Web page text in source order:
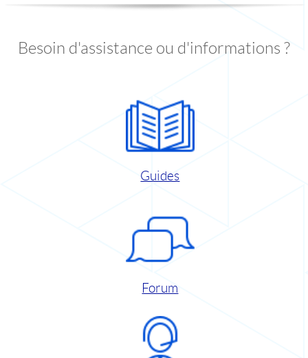
Besoin d'assistance ou d'informations ?
Guides
Forum